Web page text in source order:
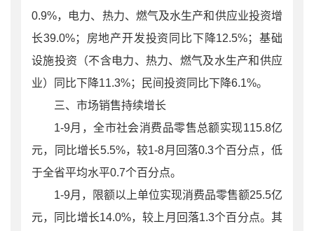
0.9%，电力、热力、燃气及水生产和供应业投资增
长39.0%；房地产开发投资同比下降12.5%；基础
设施投资（不含电力、热力、燃气及水生产和供应
业）同比下降11.3%；民间投资同比下降6.1%。
三、市场销售持续增长
1-9月，全市社会消费品零售总额实现115.8亿
元，同比增长5.5%，较1-8月回落0.3个百分点，低
于全省平均水平0.7个百分点。
1-9月，限额以上单位实现消费品零售额25.5亿
元，同比增长14.0%，较上月回落1.3个百分点。其